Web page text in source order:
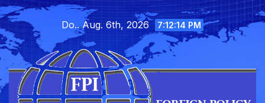
Skip
to
content
Do.. Aug. 6th, 2026 7:12:15 PM